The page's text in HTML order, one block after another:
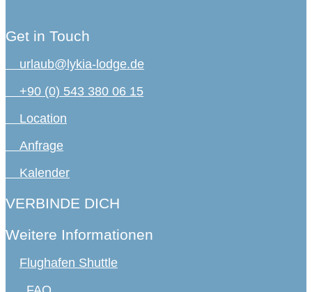
Get in Touch
urlaub@lykia-lodge.de
+90 (0) 543 380 06 15
Location
Anfrage
Kalender
VERBINDE DICH
Weitere Informationen
Flughafen Shuttle